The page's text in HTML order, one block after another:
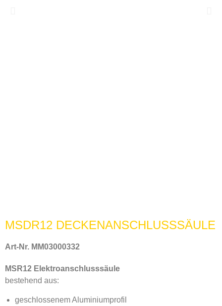
MSDR12 DECKENANSCHLUSSSÄULE
Art-Nr. MM03000332
MSR12 Elektroanschlusssäule
bestehend aus:
geschlossenem Aluminiumprofil